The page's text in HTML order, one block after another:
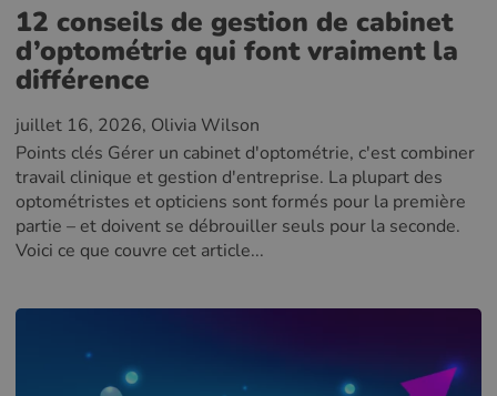
12 conseils de gestion de cabinet
d’optométrie qui font vraiment la
différence
juillet 16, 2026, Olivia Wilson
Points clés Gérer un cabinet d'optométrie, c'est combiner
travail clinique et gestion d'entreprise. La plupart des
optométristes et opticiens sont formés pour la première
partie – et doivent se débrouiller seuls pour la seconde.
Voici ce que couvre cet article...